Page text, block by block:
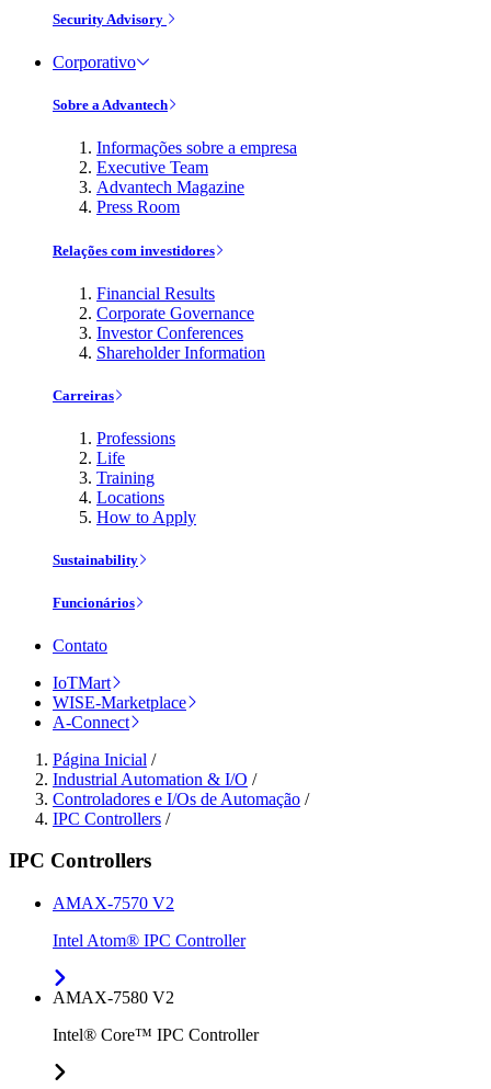
Security Advisory
Corporativo
Sobre a Advantech
Informações sobre a empresa
Executive Team
Advantech Magazine
Press Room
Relações com investidores
Financial Results
Corporate Governance
Investor Conferences
Shareholder Information
Carreiras
Professions
Life
Training
Locations
How to Apply
Sustainability
Funcionários
Contato
IoTMart
WISE-Marketplace
A-Connect
Página Inicial /
Industrial Automation & I/O /
Controladores e I/Os de Automação /
IPC Controllers /
IPC Controllers
AMAX-7570 V2
Intel Atom® IPC Controller
AMAX-7580 V2
Intel® Core™ IPC Controller